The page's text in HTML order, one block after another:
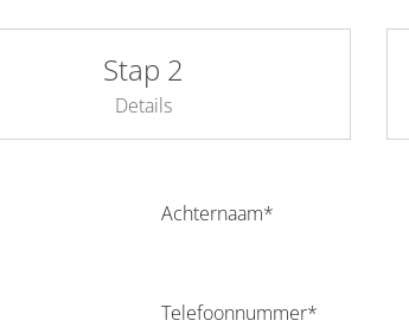
Stap 2
Details
Achternaam*
Telefoonnummer*